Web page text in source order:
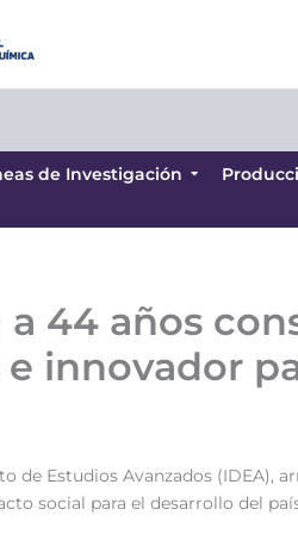
de Investigación
a 44 años
innovador
de Estudios Avanzados (IDEA),
social para el desarrollo del